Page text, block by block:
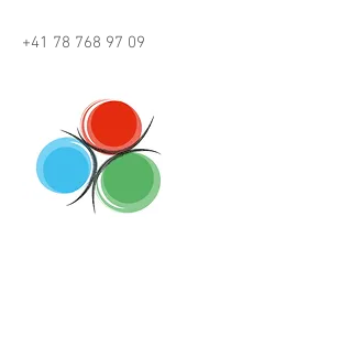
+41 78 768 97 09